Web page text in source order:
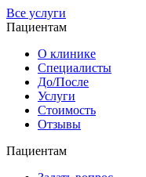
Все услуги
Пациентам
О клинике
Специалисты
До/После
Услуги
Стоимость
Отзывы
Пациентам